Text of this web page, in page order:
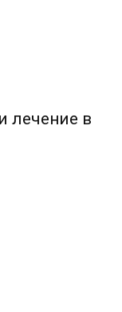
лечение в